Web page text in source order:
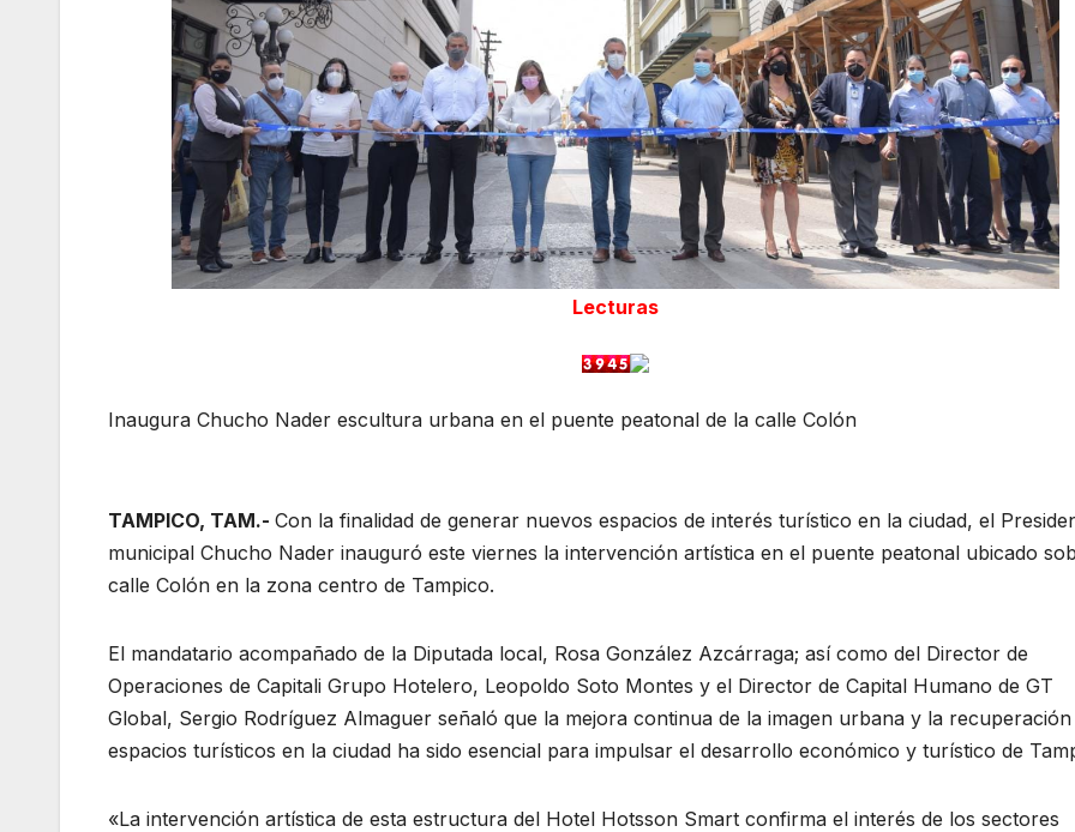
Lecturas
Inaugura Chucho Nader escultura urbana en el puente peatonal de la calle Colón
TAMPICO, TAM.- Con la finalidad de generar nuevos espacios de interés turístico en la ciudad, el
municipal Chucho Nader inauguró este viernes la intervención artística en el puente peatonal ubicado
calle Colón en la zona centro de Tampico.
El mandatario acompañado de la Diputada local, Rosa González Azcárraga; así como del Director de
Operaciones de Capitali Grupo Hotelero, Leopoldo Soto Montes y el Director de Capital Humano de GT
Global, Sergio Rodríguez Almaguer señaló que la mejora continua de la imagen urbana y la recuperación
espacios turísticos en la ciudad ha sido esencial para impulsar el desarrollo económico y turístico de
«La intervención artística de esta estructura del Hotel Hotsson Smart confirma el interés de los sectores